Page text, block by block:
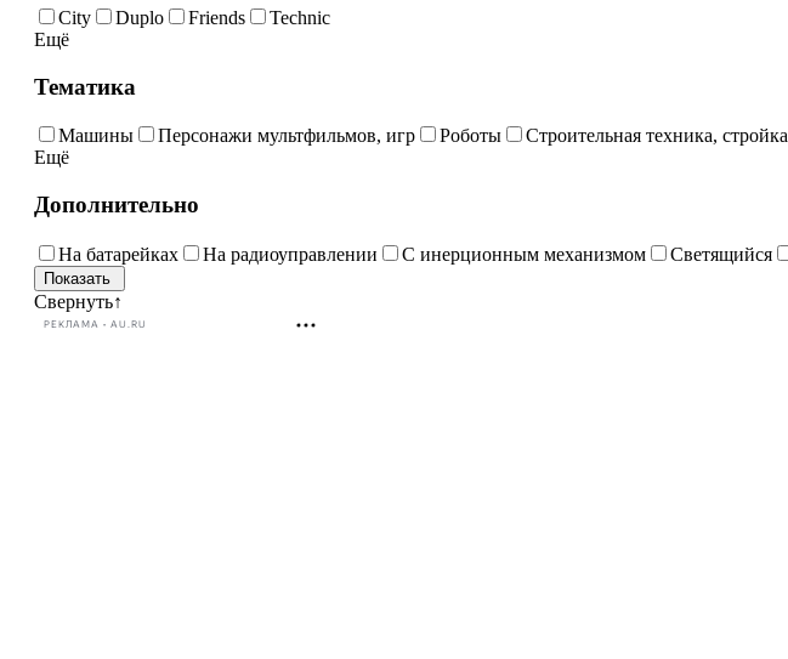
City Duplo Friends
Technic
Ещё
Тематика
Машины Персонажи мультфильмов, игр Роботы
Строительная техника, стройка
Ещё
Дополнительно
На батарейках На радиоуправлении С инерционным механизмом Светящийся
Свернуть↑
РЕКЛАМА • AU.RU